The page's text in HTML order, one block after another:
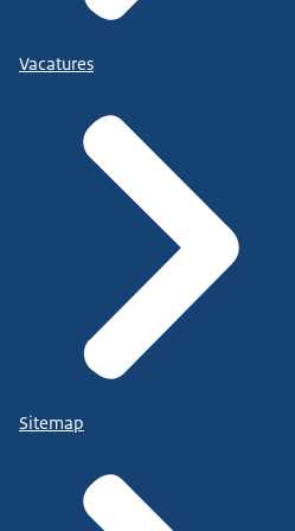
Vacatures
Sitemap